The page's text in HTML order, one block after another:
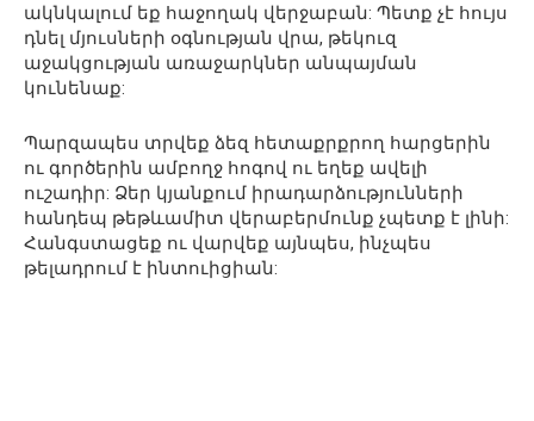
ակնկալում եք հաջողակ վերջաբան: Պետք չէ հույս
դնել մյուսների օգնության վրա, թեկուզ
աջակցության առաջարկներ անպայման
կունենաք:
Պարզապես տրվեք ձեզ հետաքրքրող հարցերին
ու գործերին ամբողջ հոգով ու եղեք ավելի
ուշադիր: Ձեր կյանքում իրադարձությունների
հանդեպ թեթևամիտ վերաբերմունք չպետք է լինի:
Հանգստացեք ու վարվեք այնպես, ինչպես
թելադրում է ինտուիցիան: